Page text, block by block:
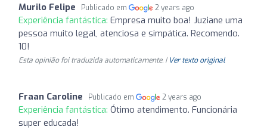
Murilo Felipe Publicado em 2 years ago
Experiência fantástica: Empresa muito boa! Juziane uma
pessoa muito legal, atenciosa e simpática. Recomendo.
10!
Esta opinião foi traduzida automaticamente. | Ver texto original
Fraan Caroline Publicado em 2 years ago
Experiência fantástica: Ótimo atendimento. Funcionária
super educada!